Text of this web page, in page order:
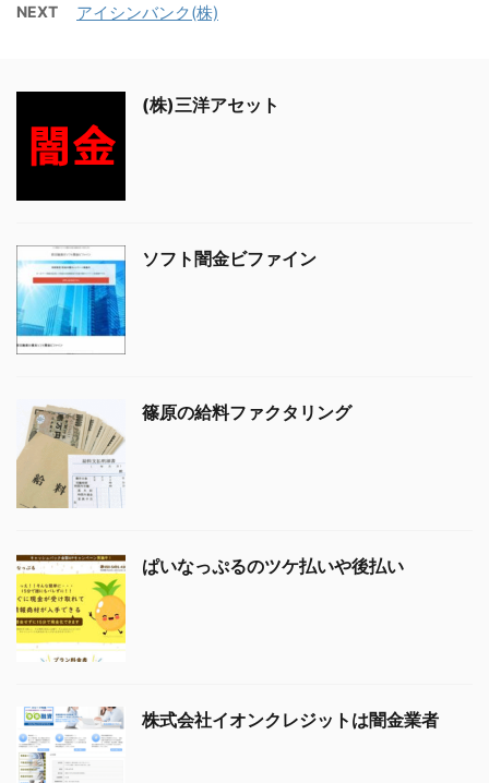
NEXT アイシンバンク(株)
(株)三洋アセット
ソフト闇金ビファイン
篠原の給料ファクタリング
ぱいなっぷるのツケ払いや後払い
株式会社イオンクレジットは闇金業者